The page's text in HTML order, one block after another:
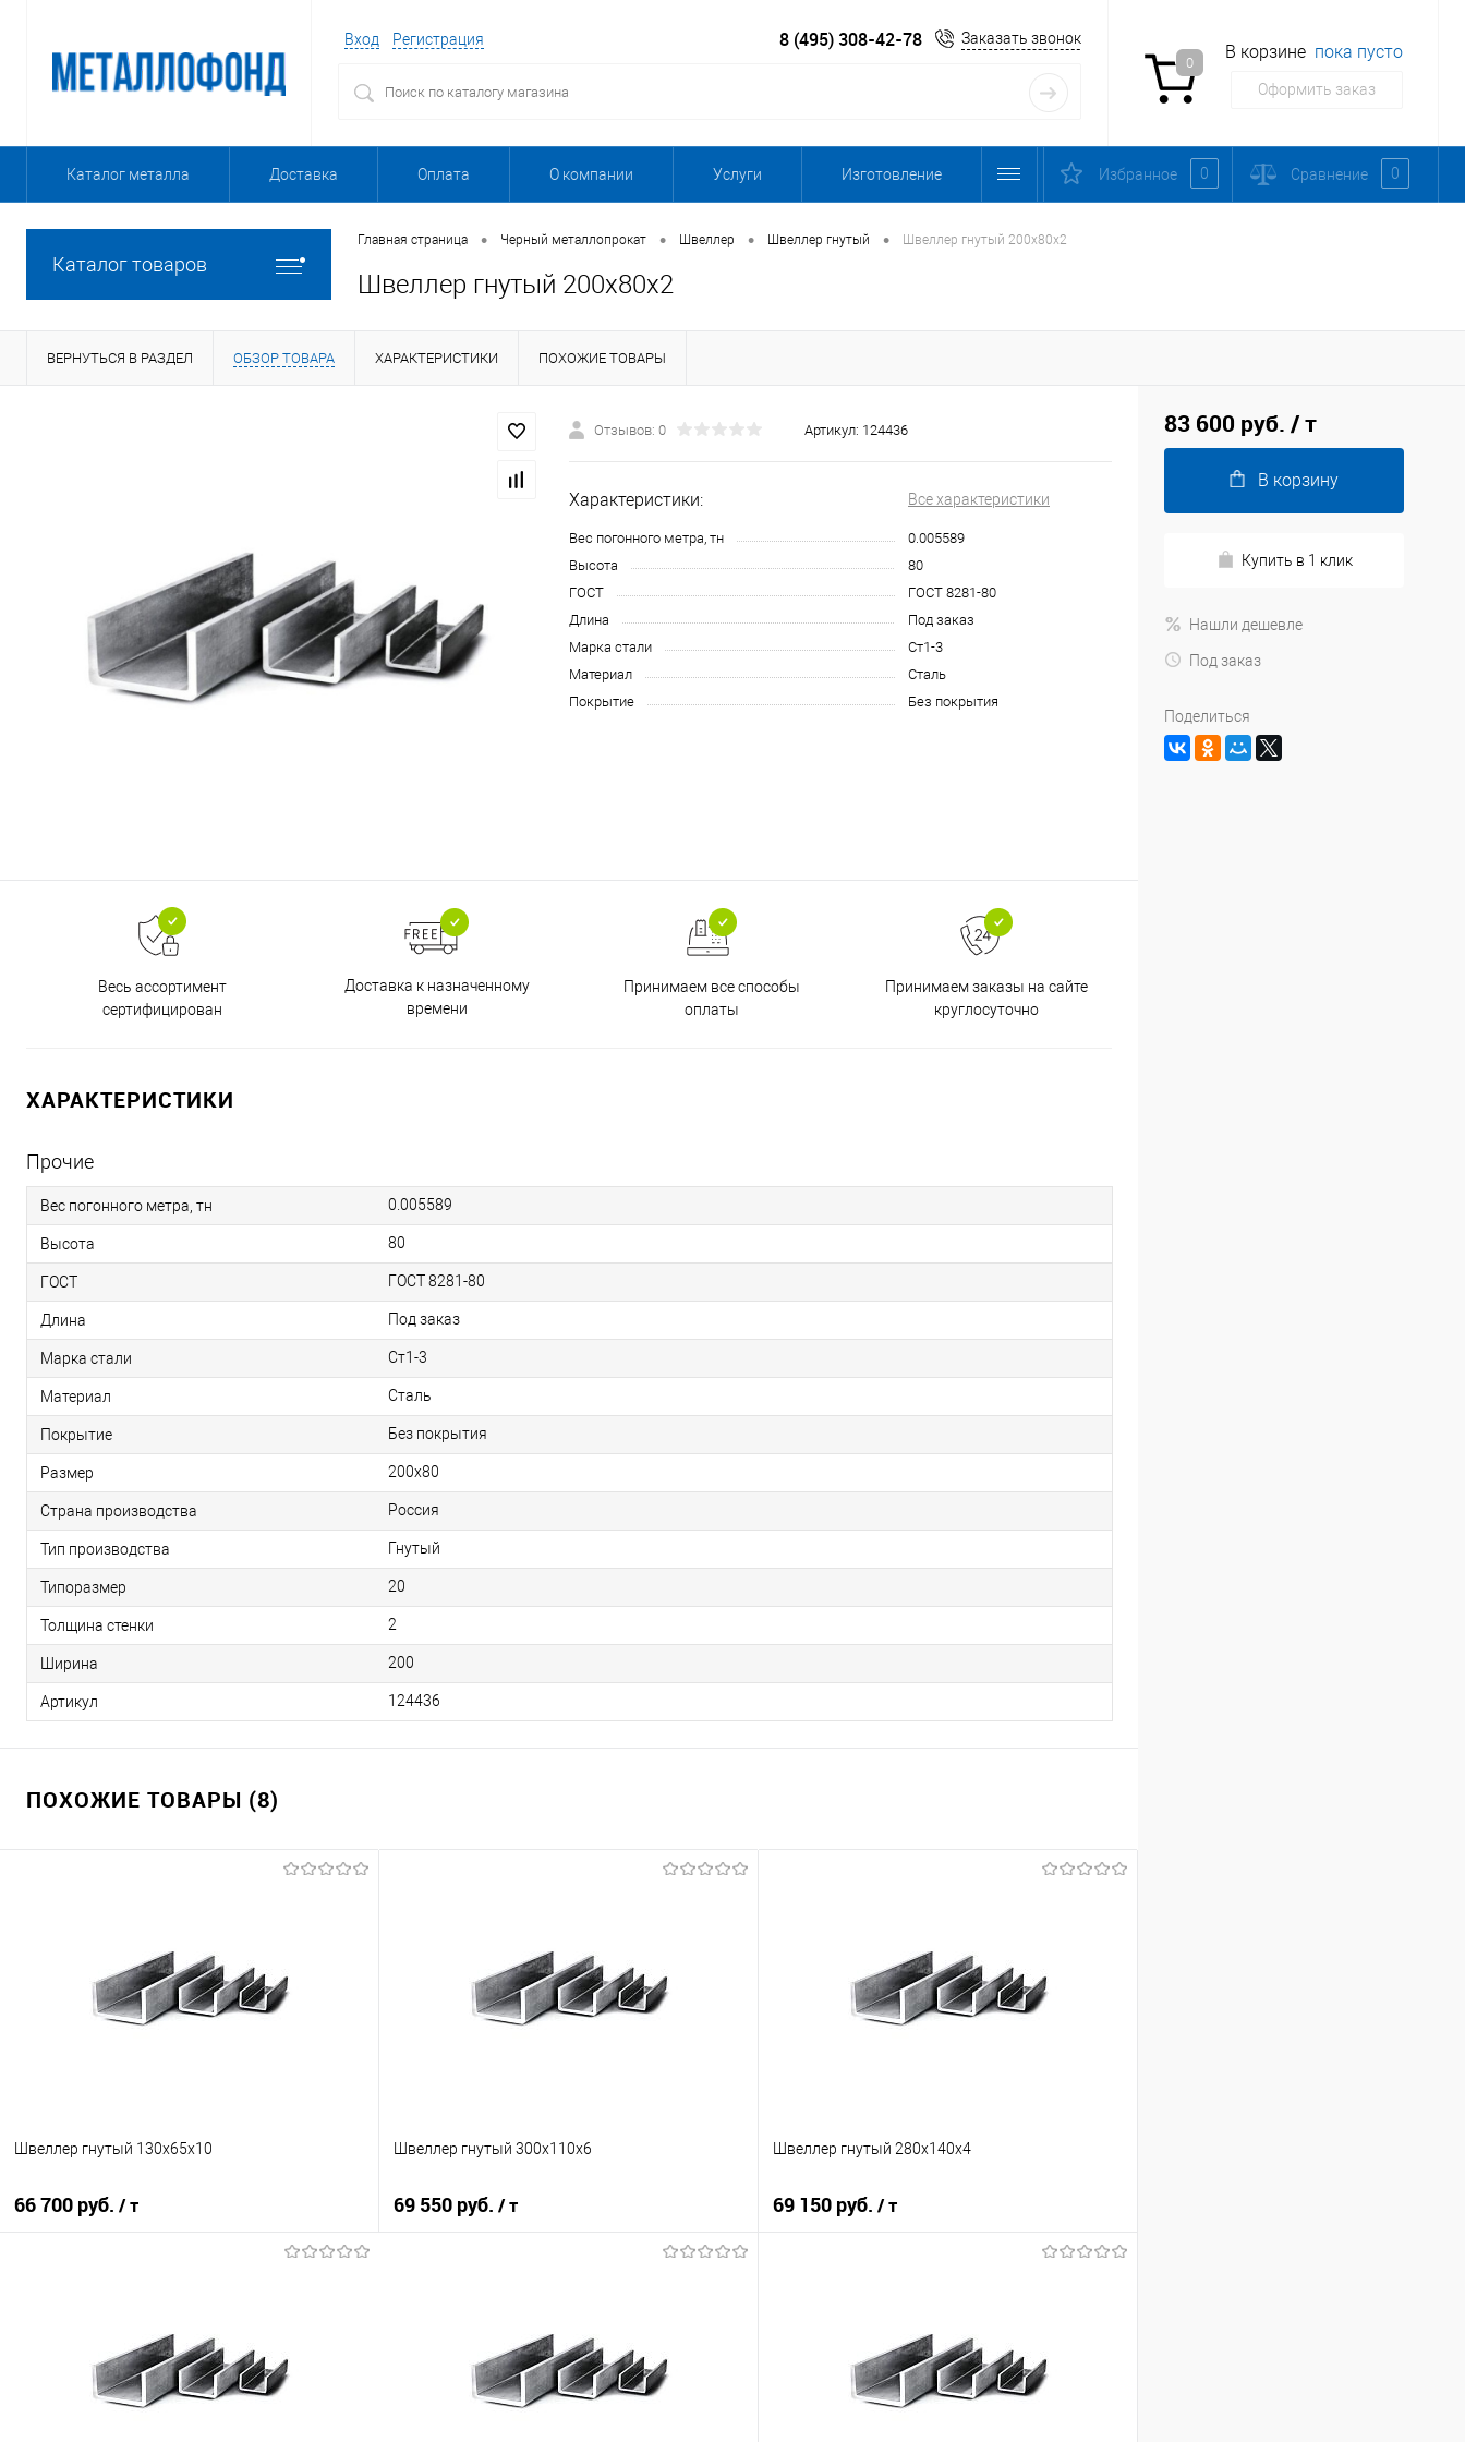
Вход Регистрация 8 (495) 308-42-78 Заказать звонок
0
В корзине пока пусто
Оформить заказ
Каталог металла Доставка Оплата О компании Услуги Изготовление Избранное 0 Сравнение 0
Каталог товаров
Главная страница • Черный металлопрокат • Швеллер • Швеллер гнутый • Швеллер гнутый 200х80х2
Швеллер гнутый 200х80х2
ВЕРНУТЬСЯ В РАЗДЕЛ ОБЗОР ТОВАРА ХАРАКТЕРИСТИКИ ПОХОЖИЕ ТОВАРЫ
Отзывов: 0 Артикул: 124436
Характеристики: Все характеристики
Вес погонного метра, тн
0.005589
Высота
80
ГОСТ
ГОСТ 8281-80
Длина
Под заказ
Марка стали
Ст1-3
Материал
Сталь
Покрытие
Без покрытия
Весь ассортимент
сертифицирован
Доставка к назначенному
времени
Принимаем все способы
оплаты
Принимаем заказы на сайте
круглосуточно
ХАРАКТЕРИСТИКИ
Прочие
Вес погонного метра, тн 0.005589
Высота 80
ГОСТ ГОСТ 8281-80
Длина Под заказ
Марка стали Ст1-3
Материал Сталь
Покрытие Без покрытия
Размер 200х80
Страна производства Россия
Тип производства Гнутый
Типоразмер 20
Толщина стенки 2
Ширина 200
Артикул 124436
ПОХОЖИЕ ТОВАРЫ (8)
Швеллер гнутый 130х65х10
66 700 руб. / т
Купить в 1 клик
Сравнение
В избранное
Под заказ
Швеллер гнутый 300х110х6
69 550 руб. / т
Купить в 1 клик
Сравнение
В избранное
Под заказ
Швеллер гнутый 280х140х4
69 150 руб. / т
Купить в 1 клик
Сравнение
В избранное
Под заказ
83 600 руб. / т
В корзину
Купить в 1 клик
Нашли дешевле
Под заказ
Поделиться